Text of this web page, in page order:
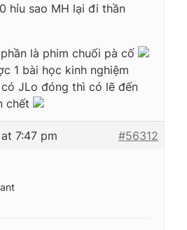
hỉu sao MH lại đi thần
là phim chuối pà cố
1 bài học kinh nghiệm
JLo đóng thì có lẽ đến
chết
7:47 pm #56312